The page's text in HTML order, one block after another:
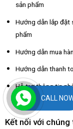
sản phẩm
Hướng dẫn lắp đặt
phẩm
Hướng dẫn mua
Hướng dẫn thanh
Hỗ trợ thông tin
xe các tỉnh
Kết nối với chúng
CALL